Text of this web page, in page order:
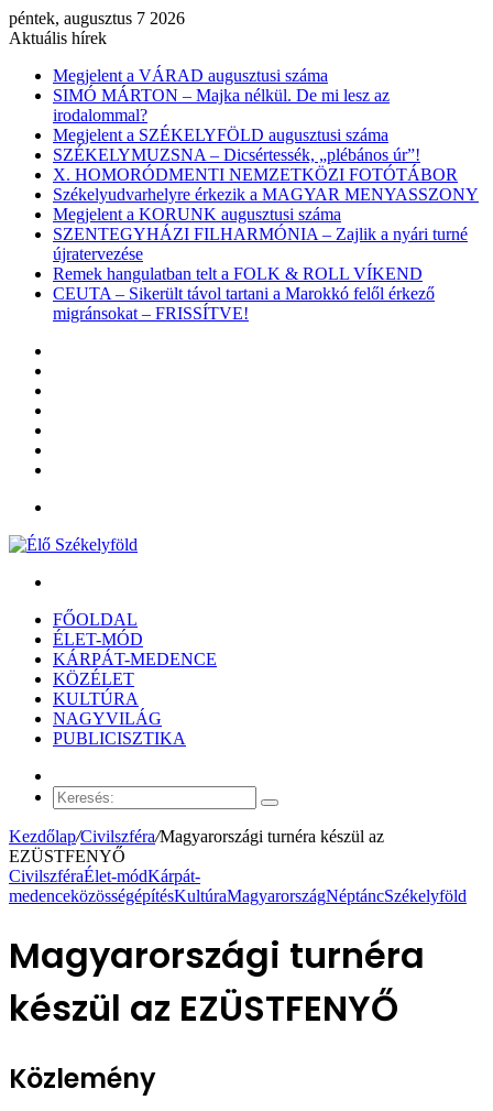
péntek, augusztus 7 2026
Aktuális hírek
Megjelent a VÁRAD augusztusi száma
SIMÓ MÁRTON – Majka nélkül. De mi lesz az
irodalommal?
Megjelent a SZÉKELYFÖLD augusztusi száma
SZÉKELYMUZSNA – Dicsértessék, „plébános úr”!
X. HOMORÓDMENTI NEMZETKÖZI FOTÓTÁBOR
Székelyudvarhelyre érkezik a MAGYAR MENYASSZONY
Megjelent a KORUNK augusztusi száma
SZENTEGYHÁZI FILHARMÓNIA – Zajlik a nyári turné
újratervezése
Remek hangulatban telt a FOLK & ROLL VÍKEND
CEUTA – Sikerült távol tartani a Marokkó felől érkező
migránsokat – FRISSÍTVE!
FŐOLDAL
ÉLET-MÓD
KÁRPÁT-MEDENCE
KÖZÉLET
KULTÚRA
NAGYVILÁG
PUBLICISZTIKA
cikk
Keresés:
Kezdőlap/Civilszféra/Magyarországi turnéra készül az
EZÜSTFENYŐ
CivilszféraÉlet-módKárpát-
medenceközösségépítésKultúraMagyarországNéptáncSzékelyföld
Magyarországi turnéra
készül az EZÜSTFENYŐ
Közlemény